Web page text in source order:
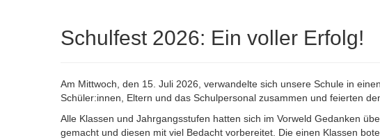
Schulfest 2026: Ein voller Erfolg!
Am Mittwoch, den 15. Juli 2026, verwandelte sich unsere Schule in
Schüler:innen, Eltern und das Schulpersonal zusammen und feierten
Alle Klassen und Jahrgangsstufen hatten sich im Vorweld Gedanken
gemacht und diesen mit viel Bedacht vorbereitet. Die einen Klassen